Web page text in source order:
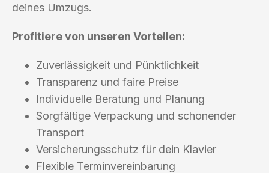
deines Umzugs.
Profitiere von unseren Vorteilen:
Zuverlässigkeit und Pünktlichkeit
Transparenz und faire Preise
Individuelle Beratung und Planung
Sorgfältige Verpackung und schonender
Transport
Versicherungsschutz für dein Klavier
Flexible Terminvereinbarung